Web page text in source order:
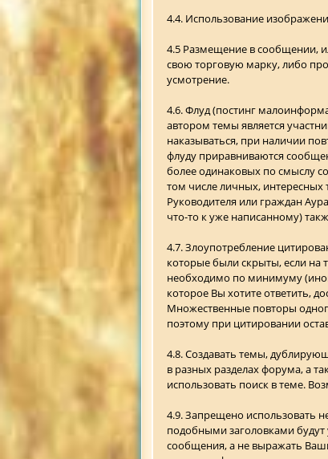
4.4. Использование
4.5 Размещение в сообщении,
свою торговую марку, либо
усмотрение.
4.6. Флуд (постинг
автором темы является
наказываться, при наличии
флуду приравниваются
более одинаковых по смыслу
том числе личных,
Руководителя или граждан
что-то к уже написанному)
4.7. Злоупотребление
которые были скрыты, если на
необходимо по минимуму
которое Вы хотите ответить,
Множественные повторы
поэтому при цитировании
4.8. Создавать темы,
в разных разделах форума, а
использовать поиск в теме.
4.9. Запрещено использовать
подобными заголовками будут
сообщения, а не выражать